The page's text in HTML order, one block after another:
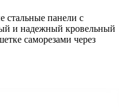
панели с
и надежный кровельный
саморезами через